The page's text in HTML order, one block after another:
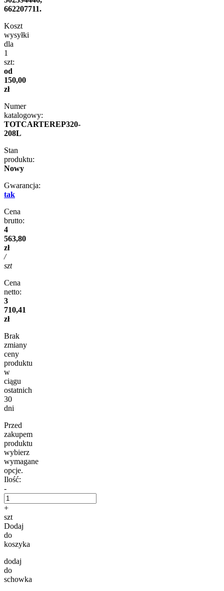
662207711.
Koszt
wysyłki
dla
1
szt:
od
150,00
zł
Numer
katalogowy:
TOTCARTEREP320-
208L
Stan
produktu:
Nowy
Gwarancja:
tak
Cena
brutto:
4
563,80
zł
/
szt
Cena
netto:
3
710,41
zł
Brak
zmiany
ceny
produktu
w
ciągu
ostatnich
30
dni
Przed
zakupem
produktu
wybierz
wymagane
opcje.
Ilość:
-
+
szt
Dodaj
do
koszyka
dodaj
do
schowka